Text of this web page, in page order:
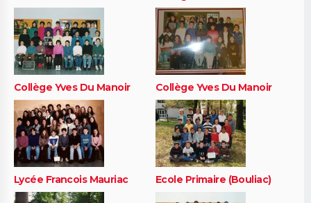
Collège Yves Du Manoir Collège Yves Du Manoir
Lycée Francois Mauriac Ecole Primaire (Bouliac)